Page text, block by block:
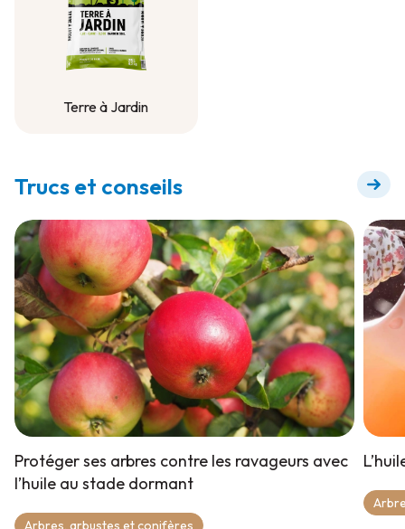
Terre à Jardin
Trucs et conseils
Protéger ses arbres contre les ravageurs avec
l’huile au stade dormant
Arbres, arbustes et conifères